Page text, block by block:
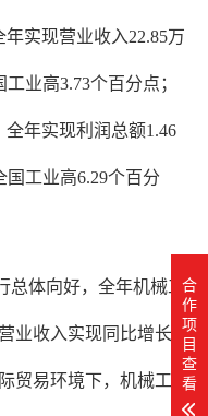
实现营业收入22.85万
业高3.73个百分点；
年实现利润总额1.46
国工业高6.29个百分
总体向好，全年机械工
业收入实现同比增长；
贸易环境下，机械工业
合
作
项
目
查
看